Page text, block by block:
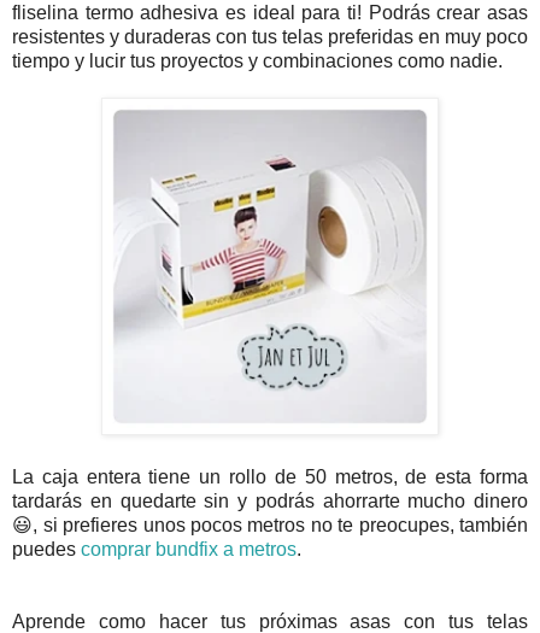
fliselina termo adhesiva es ideal para ti! Podrás crear asas
resistentes y duraderas con tus telas preferidas en muy poco
tiempo y lucir tus proyectos y combinaciones como nadie.
La caja entera tiene un rollo de 50 metros, de esta forma
tardarás en quedarte sin y podrás ahorrarte mucho dinero
😃, si prefieres unos pocos metros no te preocupes, también
puedes comprar bundfix a metros.
Aprende como hacer tus próximas asas con tus telas